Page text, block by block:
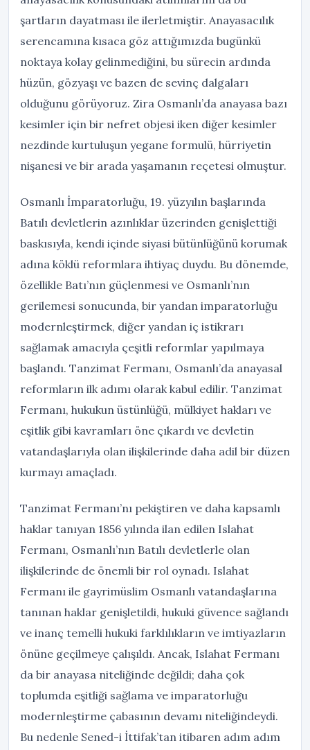
şartların dayatması ile ilerletmiştir. Anayasacılık
serencamına kısaca göz attığımızda bugünkü
noktaya kolay gelinmediğini, bu sürecin ardında
hüzün, gözyaşı ve bazen de sevinç dalgaları
olduğunu görüyoruz. Zira Osmanlı’da anayasa bazı
kesimler için bir nefret objesi iken diğer kesimler
nezdinde kurtuluşun yegane formulü, hürriyetin
nişanesi ve bir arada yaşamanın reçetesi olmuştur.
Osmanlı İmparatorluğu, 19. yüzyılın başlarında
Batılı devletlerin azınlıklar üzerinden genişlettiği
baskısıyla, kendi içinde siyasi bütünlüğünü korumak
adına köklü reformlara ihtiyaç duydu. Bu dönemde,
özellikle Batı’nın güçlenmesi ve Osmanlı’nın
gerilemesi sonucunda, bir yandan imparatorluğu
modernleştirmek, diğer yandan iç istikrarı
sağlamak amacıyla çeşitli reformlar yapılmaya
başlandı. Tanzimat Fermanı, Osmanlı’da anayasal
reformların ilk adımı olarak kabul edilir. Tanzimat
Fermanı, hukukun üstünlüğü, mülkiyet hakları ve
eşitlik gibi kavramları öne çıkardı ve devletin
vatandaşlarıyla olan ilişkilerinde daha adil bir düzen
kurmayı amaçladı.
Tanzimat Fermanı’nı pekiştiren ve daha kapsamlı
haklar tanıyan 1856 yılında ilan edilen Islahat
Fermanı, Osmanlı’nın Batılı devletlerle olan
ilişkilerinde de önemli bir rol oynadı. Islahat
Fermanı ile gayrimüslim Osmanlı vatandaşlarına
tanınan haklar genişletildi, hukuki güvence sağlandı
ve inanç temelli hukuki farklılıkların ve imtiyazların
önüne geçilmeye çalışıldı. Ancak, Islahat Fermanı
da bir anayasa niteliğinde değildi; daha çok
toplumda eşitliği sağlama ve imparatorluğu
modernleştirme çabasının devamı niteliğindeydi.
Bu nedenle Sened-i İttifak’tan itibaren adım adım